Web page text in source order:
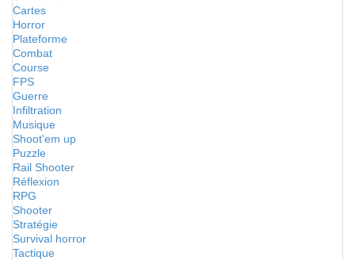
Cartes
Horror
Plateforme
Combat
Course
FPS
Guerre
Infiltration
Musique
Shoot'em up
Puzzle
Rail Shooter
Réflexion
RPG
Shooter
Stratégie
Survival horror
Tactique